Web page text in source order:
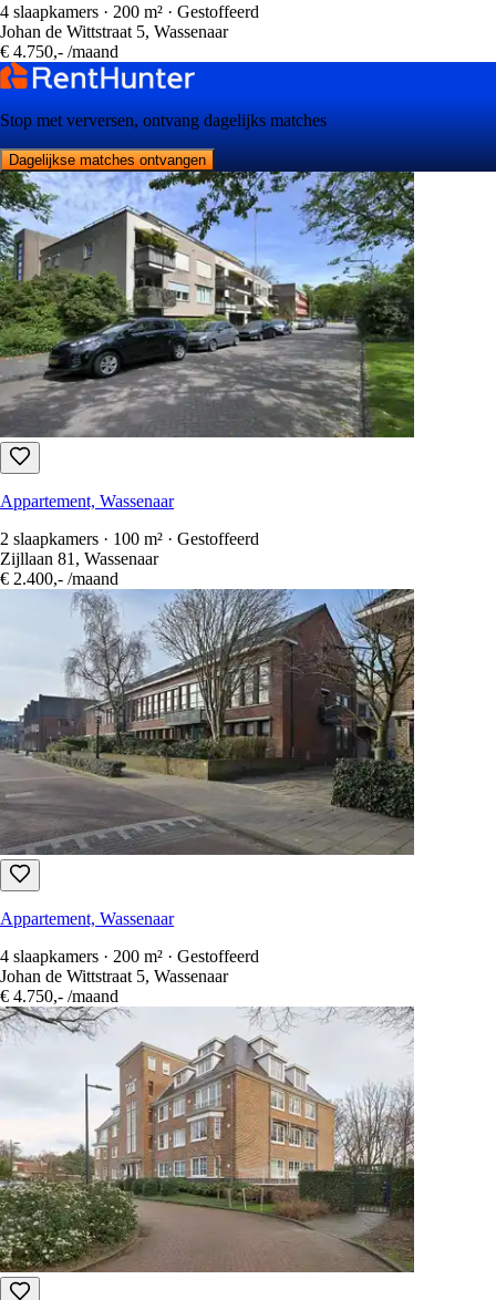
4 slaapkamers · 200 m² · Gestoffeerd
Johan de Wittstraat 5, Wassenaar
€ 4.750,- /maand
Stop met verversen, ontvang dagelijks matches
Dagelijkse matches ontvangen
Appartement, Wassenaar
2 slaapkamers · 100 m² · Gestoffeerd
Zijllaan 81, Wassenaar
€ 2.400,- /maand
Appartement, Wassenaar
4 slaapkamers · 200 m² · Gestoffeerd
Johan de Wittstraat 5, Wassenaar
€ 4.750,- /maand